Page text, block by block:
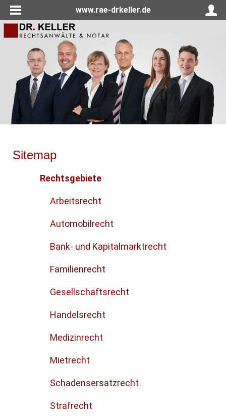
www.rae-drkeller.de
Sitemap
Rechtsgebiete
Arbeitsrecht
Automobilrecht
Bank- und Kapitalmarktrecht
Familienrecht
Gesellschaftsrecht
Handelsrecht
Medizinrecht
Mietrecht
Schadensersatzrecht
Strafrecht